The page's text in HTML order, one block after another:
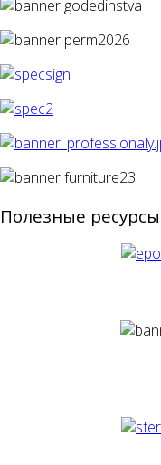
Полезные ресурсы